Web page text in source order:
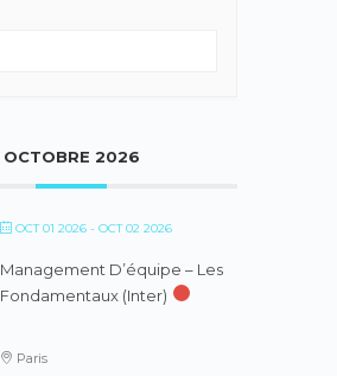
OCTOBRE 2026
OCT 01 2026 - OCT 02 2026
Management D’équipe – Les
Fondamentaux (inter)
Paris